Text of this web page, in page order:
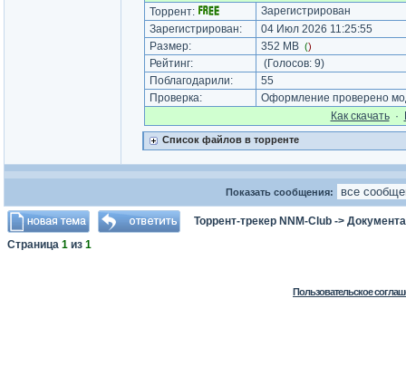
Торрент:
Зарегистрирован
Зарегистрирован:
04 Июл 2026 11:25:55
Размер:
352 MB ()
Рейтинг: (Голосов: 9)
Поблагодарили:
55
Проверка:
Оформление проверено
Как cкачать·
Список файлов в торренте
Показать сообщения:
Торрент-трекер NNM-Club ->
Страница 1 из 1
Пользовательское